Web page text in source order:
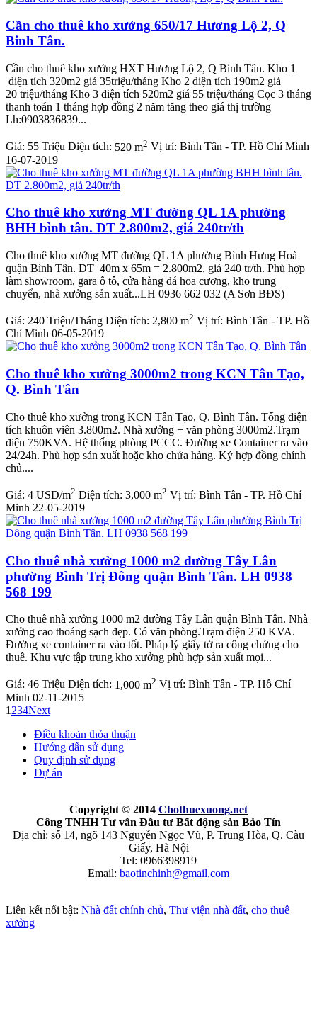
Cần cho thuê kho xưởng 650/17 Hương Lộ 2, Q
Binh Tân.
Cần cho thuê kho xưởng HXT Hương Lộ 2, Q Binh Tân. Kho 1
diện tích 320m2 giá 35triệu/tháng Kho 2 diện tích 190m2 giá
20 triệu/tháng Kho 3 diện tích 520m2 giá 55 triệu/tháng Cọc 3 tháng
thanh toán 1 tháng hợp đồng 2 năm tăng theo giá thị trường
Lh:0903836839...
Giá: 55 Triệu Diện tích: 520 m2 Vị trí: Bình Tân - TP. Hồ Chí Minh
16-07-2019
Cho thuê kho xưởng MT đường QL 1A phường
BHH bình tân. DT 2.800m2, giá 240tr/th
Cho thuê kho xưởng MT đường QL 1A phường Bình Hưng Hoà
quận Bình Tân. DT 40m x 65m = 2.800m2, giá 240 tr/th. Phù hợp
làm showroom, gara ô tô, cửa hàng đá hoa cương, kho trung
chuyển, nhà xưởng sản xuất...LH 0936 662 032 (A Sơn BĐS)
Giá: 240 Triệu/Tháng Diện tích: 2,800 m2 Vị trí: Bình Tân - TP. Hồ
Chí Minh 06-05-2019
Cho thuê kho xưởng 3000m2 trong KCN Tân Tạo,
Q. Bình Tân
Cho thuê kho xưởng trong KCN Tân Tạo, Q. Bình Tân. Tổng diện
tích khuôn viên 3.800m2. Nhà xưởng + văn phòng 3000m2.Trạm
điện 750KVA. Hệ thống phòng PCCC. Đường xe Container ra vào
24/24h. Phù hợp sản xuất hoặc kho chứa hàng. Ký hợp đồng chính
chủ....
Giá: 4 USD/m2 Diện tích: 3,000 m2 Vị trí: Bình Tân - TP. Hồ Chí
Minh 22-05-2019
Cho thuê nhà xưởng 1000 m2 đường Tây Lân
phường Bình Trị Đông quận Bình Tân. LH 0938
568 199
Cho thuê nhà xưởng 1000 m2 đường Tây Lân quận Bình Tân. Nhà
xưởng cao thoáng sạch đẹp. Có văn phòng.Trạm điện 250 KVA.
Đường xe container ra vào tốt. Pháp lý giấy tờ ra công chứng cho
thuê. Khu vực tập trung kho xưởng phù hợp sản xuất mọi...
Giá: 46 Triệu Diện tích: 1,000 m2 Vị trí: Bình Tân - TP. Hồ Chí
Minh 02-11-2015
1 234Next
Điều khoản thỏa thuận
Hướng dẩn sử dụng
Quy định sử dụng
Dự án
Copyright © 2014 Chothuexuong.net
Công TNHH Tư vấn Đầu tư Bất động sản Bảo Tín
Địa chỉ: số 14, ngõ 143 Nguyễn Ngọc Vũ, P. Trung Hòa, Q. Càu
Giấy, Hà Nội
Tel: 0966398919
Email: baotinchinh@gmail.com
Liên kết nổi bật: Nhà đất chính chủ, Thư viện nhà đất, cho thuê
xưởng